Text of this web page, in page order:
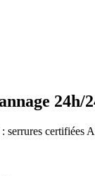
24h/
serrures certifiées